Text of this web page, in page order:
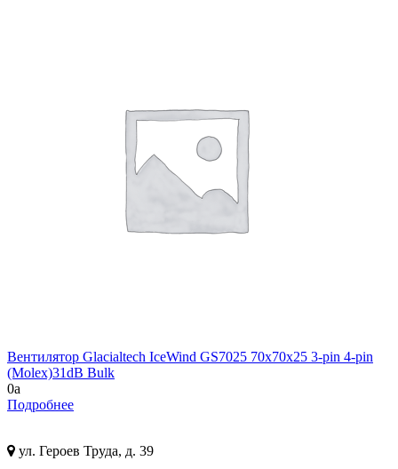
Вентилятор Glacialtech IceWind GS7025 70x70x25 3-pin 4-pin
(Molex)31dB Bulk
0a
Подробнее
ул. Героев Труда, д. 39